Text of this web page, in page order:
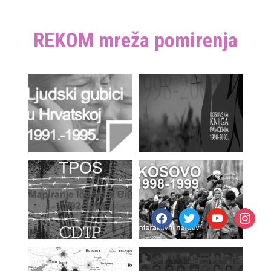
REKOM mreža pomirenja
facebooktwitteryoutube